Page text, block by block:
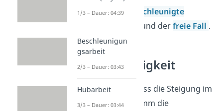
gleichmäßig beschleunigte
und derfreie Fall .
Geschwindigkeit
Du weißt nun, dass die Steigung im
Weg-Zeit-Diagramm die
1/3 – Dauer: 04:39
Beschleunigun
gsarbeit
2/3 – Dauer: 03:43
Hubarbeit
3/3 – Dauer: 03:44